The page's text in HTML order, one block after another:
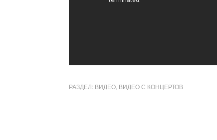
РАЗДЕЛ: ВИДЕО ВИДЕО С КОНЦЕРТОВ